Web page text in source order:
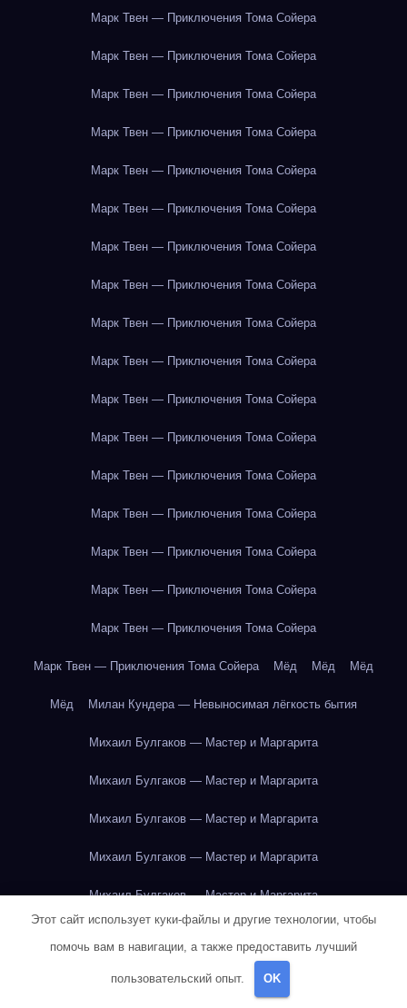
Марк Твен — Приключения Тома Сойера
Марк Твен — Приключения Тома Сойера
Марк Твен — Приключения Тома Сойера
Марк Твен — Приключения Тома Сойера
Марк Твен — Приключения Тома Сойера
Марк Твен — Приключения Тома Сойера
Марк Твен — Приключения Тома Сойера
Марк Твен — Приключения Тома Сойера
Марк Твен — Приключения Тома Сойера
Марк Твен — Приключения Тома Сойера
Марк Твен — Приключения Тома Сойера
Марк Твен — Приключения Тома Сойера
Марк Твен — Приключения Тома Сойера
Марк Твен — Приключения Тома Сойера
Марк Твен — Приключения Тома Сойера
Марк Твен — Приключения Тома Сойера
Марк Твен — Приключения Тома Сойера
Марк Твен — Приключения Тома Сойера Мёд Мёд Мёд
Мёд Милан Кундера — Невыносимая лёгкость бытия
Михаил Булгаков — Мастер и Маргарита
Михаил Булгаков — Мастер и Маргарита
Михаил Булгаков — Мастер и Маргарита
Михаил Булгаков — Мастер и Маргарита
Михаил Булгаков — Мастер и Маргарита
Михаил Булгаков — Мастер и Маргарита
Этот сайт использует куки-файлы и другие технологии, чтобы
помочь вам в навигации, а также предоставить лучший
пользовательский опыт. OK